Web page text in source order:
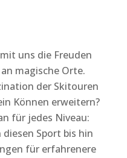
uns die Freuden
magische Orte.
der Skitouren
Können erweitern?
für jedes Niveau:
Sport bis hin
für erfahrenere